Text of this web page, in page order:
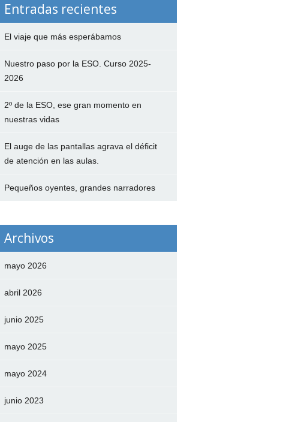
Entradas recientes
El viaje que más esperábamos
Nuestro paso por la ESO. Curso 2025-
2026
2º de la ESO, ese gran momento en
nuestras vidas
El auge de las pantallas agrava el déficit
de atención en las aulas.
Pequeños oyentes, grandes narradores
Archivos
mayo 2026
abril 2026
junio 2025
mayo 2025
mayo 2024
junio 2023